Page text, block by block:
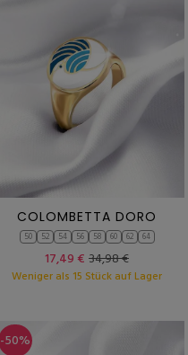
COLOMBETTA DORO
50 52 54 56 58 60 62 64
17,49 € 34,98 €
Weniger als 15 Stück auf Lager
-50%